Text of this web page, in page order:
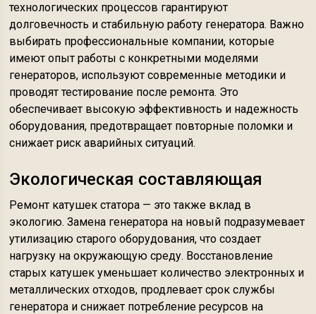
технологических процессов гарантируют
долговечность и стабильную работу генератора. Важно
выбирать профессиональные компании, которые
имеют опыт работы с конкретными моделями
генераторов, используют современные методики и
проводят тестирование после ремонта. Это
обеспечивает высокую эффективность и надежность
оборудования, предотвращает повторные поломки и
снижает риск аварийных ситуаций.
Экологическая составляющая
Ремонт катушек статора — это также вклад в
экологию. Замена генератора на новый подразумевает
утилизацию старого оборудования, что создает
нагрузку на окружающую среду. Восстановление
старых катушек уменьшает количество электронных и
металлических отходов, продлевает срок службы
генератора и снижает потребление ресурсов на